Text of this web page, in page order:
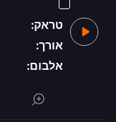
טראק:
אורך:
אלבום: